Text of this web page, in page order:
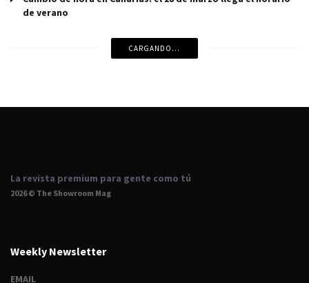
de verano
CARGANDO...
La revista premium para gente como tú
2026 © The Showroom Mag
Weekly Newsletter
EMAIL